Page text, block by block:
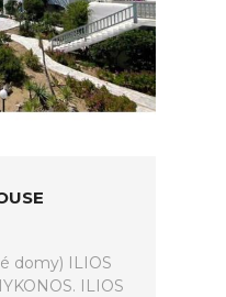
domy) ILIOS
ILIOS